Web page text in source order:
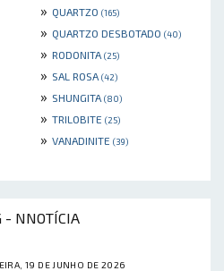
» QUARTZO (165)
» QUARTZO DESBOTADO (40)
» RODONITA (25)
» SAL ROSA (42)
» SHUNGITA (80)
» TRILOBITE (25)
» VANADINITE (39)
- NNOTÍCIA
19 DE JUNHO DE 2026